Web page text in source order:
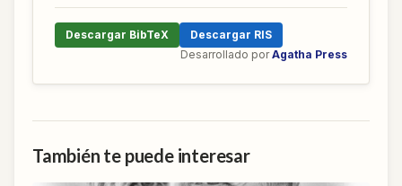
Descargar BibTeX
Descargar RIS
Desarrollado por Agatha Press
También te puede interesar